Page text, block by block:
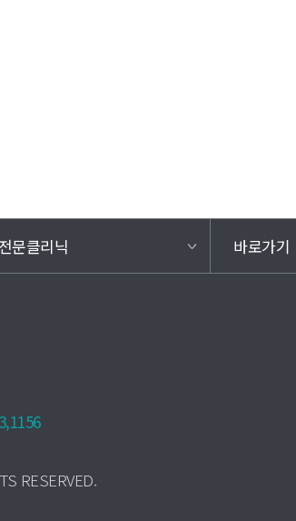
전문클리닉 바로가기
RESERVED.